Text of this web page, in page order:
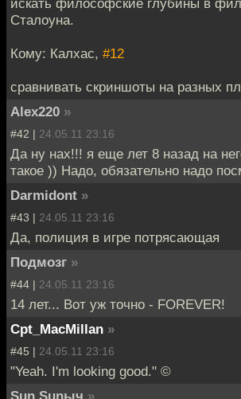
Сталоуна.
Кому: Калхас, #12
сравнивать скриншоты на разных
Alex220 »
#42 | 24.05.11 23:16
Да ну нах!!! я еще лет 8 назад на
такое )) Надо, обязательно надо
Darmidont »
#43 | 24.05.11 23:16
Да, полиция в игре потрясающая
Подмозг »
#44 | 24.05.11 23:16
14 лет... Вот уж точно - FOREVER!
Cpt_MacMillan »
#45 | 24.05.11 23:16
"Yeah. I'm looking good." ©
Sun Sunыч »